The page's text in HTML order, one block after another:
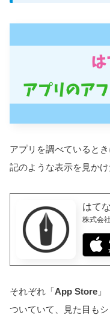
アプリを調べていると
記のような表示を見か
はて
株式会
それぞれ「App Store 」
ついていて、見た目も